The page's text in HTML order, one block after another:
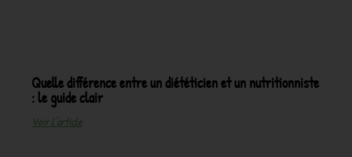
Quelle différence entre un diététicien et un nutritionniste
: le guide clair
Voir L'article